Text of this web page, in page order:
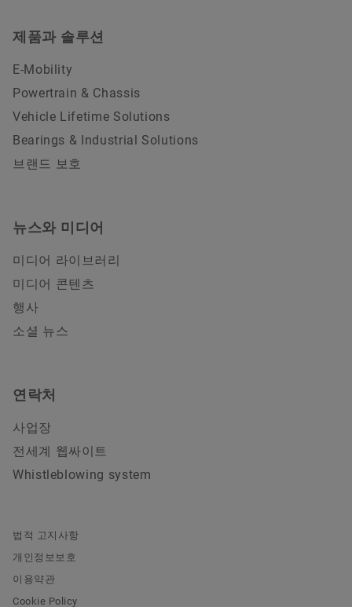
제품과 솔루션
E-Mobility
Powertrain & Chassis
Vehicle Lifetime Solutions
Bearings & Industrial Solutions
브랜드 보호
뉴스와 미디어
미디어 라이브러리
미디어 콘텐츠
행사
소셜 뉴스
연락처
사업장
전세계 웹싸이트
Whistleblowing system
법적 고지사항
개인정보보호
이용약관
Cookie Policy